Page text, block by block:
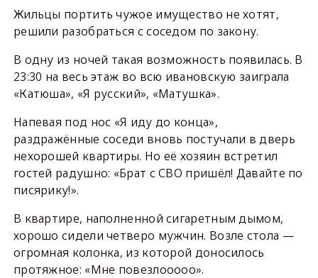
Жильцы портить чужое имущество не хотят,
решили разобраться с соседом по закону.
В одну из ночей такая возможность появилась. В
23:30 на весь этаж во всю ивановскую заиграла
«Катюша», «Я русский», «Матушка».
Напевая под нос «Я иду до конца»,
раздражённые соседи вновь постучали в дверь
нехорошей квартиры. Но её хозяин встретил
гостей радушно: «Брат с СВО пришёл! Давайте по
писярику!».
В квартире, наполненной сигаретным дымом,
хорошо сидели четверо мужчин. Возле стола —
огромная колонка, из которой доносилось
протяжное: «Мне повезлооооо».